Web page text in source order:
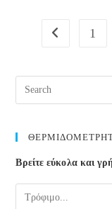
Go to the 1
Βρείτε εύκολα και